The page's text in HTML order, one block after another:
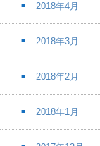
2018年4月
2018年3月
2018年2月
2018年1月